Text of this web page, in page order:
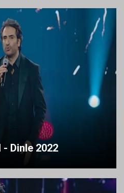
- Dinle 2022